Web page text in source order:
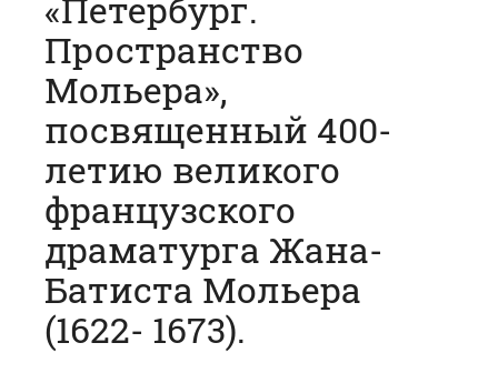
«Петербург.
Пространство
Мольера»,
посвященный 400-
летию великого
французского
драматурга Жана-
Батиста Мольера
(1622- 1673).